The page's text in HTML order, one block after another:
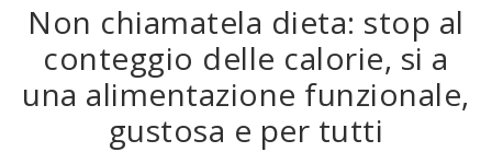
Non chiamatela dieta: stop al
conteggio delle calorie, si a
una alimentazione funzionale,
gustosa e per tutti